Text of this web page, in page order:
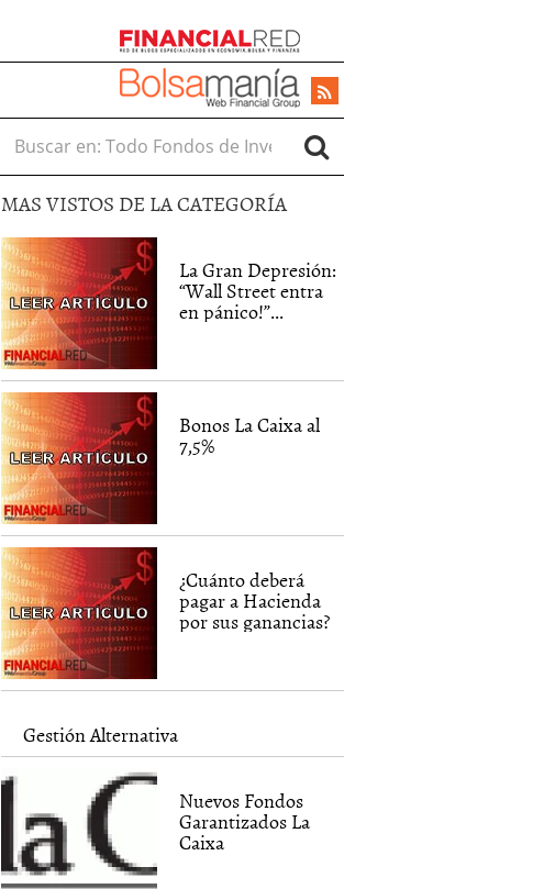
Buscar en:
MAS VISTOS DE LA CATEGORÍA
La Gran Depresión:
“Wall Street entra
en pánico!”...
Bonos La Caixa al
7,5%
¿Cuánto deberá
pagar a Hacienda
por sus ganancias?
Gestión Alternativa
Nuevos Fondos
Garantizados La
Caixa